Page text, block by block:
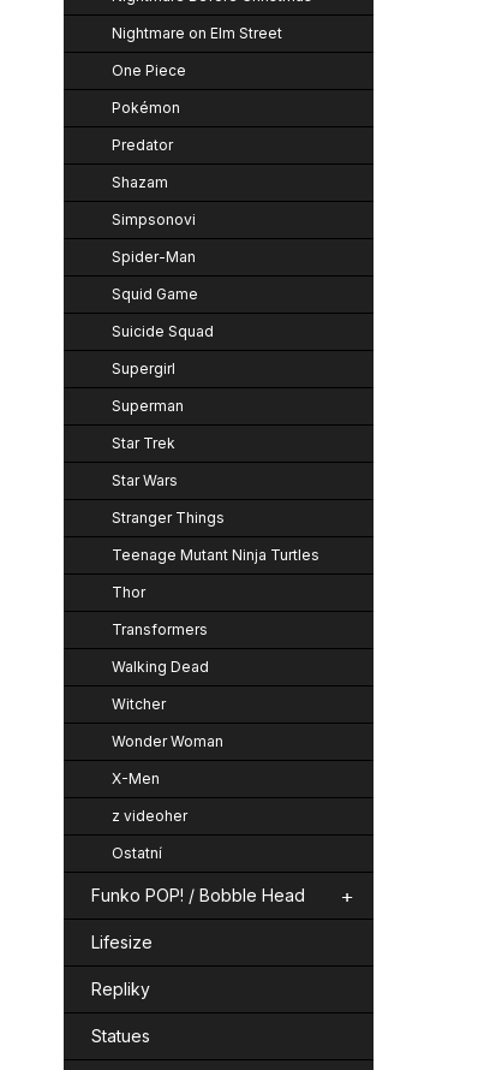
Nightmare on Elm Street
One Piece
Pokémon
Predator
Shazam
Simpsonovi
Spider-Man
Squid Game
Suicide Squad
Supergirl
Superman
Star Trek
Star Wars
Stranger Things
Teenage Mutant Ninja Turtles
Thor
Transformers
Walking Dead
Witcher
Wonder Woman
X-Men
z videoher
Ostatní
Funko POP! / Bobble Head
Lifesize
Repliky
Statues